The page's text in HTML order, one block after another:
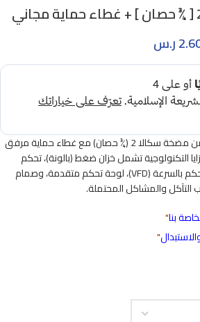
ر.س
نظام ضخ مياه ذكي يتكامل من مضخة سكالا 2 (¾ حصان) مع غطاء حماية مرفق
التكنولوجية تشمل خزان ضغط (بالونة)، تحكم
أوتوماتيكي بالضغط، وحدة تحكم بالسرعة (VFD)، لوحة تحكم متقدمة، وصمام
والمشاكل المحتملة.
بنا"
"